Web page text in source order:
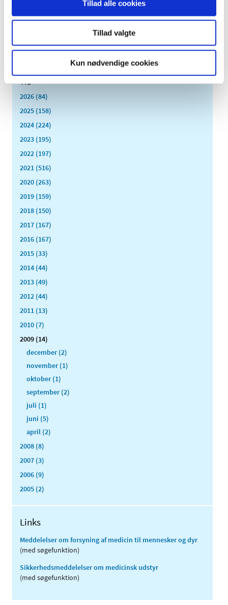
Tillad alle cookies
Tillad valgte
Kun nødvendige cookies
Medicintilskudsnævnet har på Lægemiddelstyrelsens
foranledning revurderet tilskudsstatus for lægemidler,
TID
2026 (84)
2025 (158)
2024 (224)
2023 (195)
2022 (197)
2021 (516)
2020 (263)
2019 (159)
2018 (150)
2017 (167)
2016 (167)
2015 (33)
2014 (44)
2013 (49)
2012 (44)
2011 (13)
2010 (7)
2009 (14)
december (2)
november (1)
oktober (1)
september (2)
juli (1)
juni (5)
april (2)
2008 (8)
2007 (3)
2006 (9)
2005 (2)
Links
Meddelelser om forsyning af medicin til mennesker og dyr
(med søgefunktion)
Sikkerhedsmeddelelser om medicinsk udstyr
(med søgefunktion)